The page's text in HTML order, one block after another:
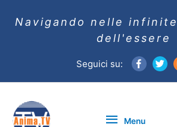
Navigando nelle
dell'essere
Seguici su:
Menu